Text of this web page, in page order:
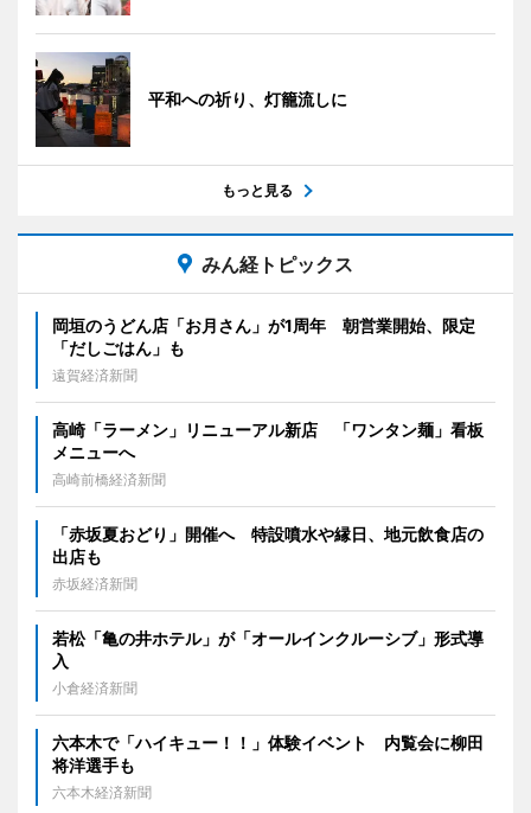
平和への祈り、灯籠流しに
もっと見る
みん経トピックス
岡垣のうどん店「お月さん」が1周年 朝営業開始、限定
「だしごはん」も
遠賀経済新聞
高崎「ラーメン」リニューアル新店 「ワンタン麺」看板
メニューへ
高崎前橋経済新聞
「赤坂夏おどり」開催へ 特設噴水や縁日、地元飲食店の
出店も
赤坂経済新聞
若松「亀の井ホテル」が「オールインクルーシブ」形式導
入
小倉経済新聞
六本木で「ハイキュー！！」体験イベント 内覧会に柳田
将洋選手も
六本木経済新聞